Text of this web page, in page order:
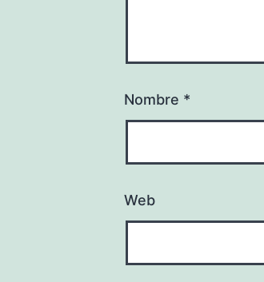
Nombre *
Web